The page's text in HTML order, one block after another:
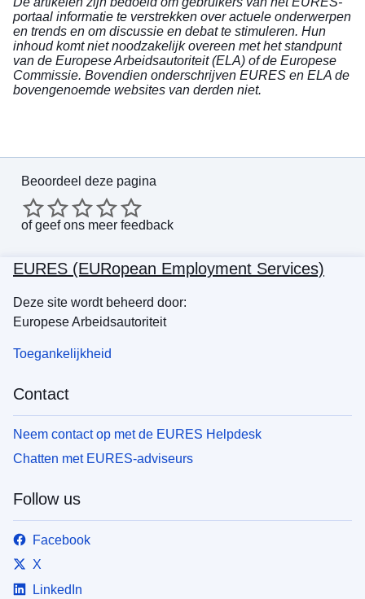
portaal informatie te verstrekken over actuele onderwerpen
en trends en om discussie en debat te stimuleren. Hun
inhoud komt niet noodzakelijk overeen met het standpunt
van de Europese Arbeidsautoriteit (ELA) of de Europese
Commissie. Bovendien onderschrijven EURES en ELA de
bovengenoemde websites van derden niet.
Beoordeel deze pagina
ofgeef ons meer feedback
EURES (EURopean Employment Services)
Deze site wordt beheerd door:
Europese Arbeidsautoriteit
Toegankelijkheid
Contact
Neem contact op met de EURES Helpdesk
Chatten met EURES-adviseurs
Follow us
Facebook
X
LinkedIn